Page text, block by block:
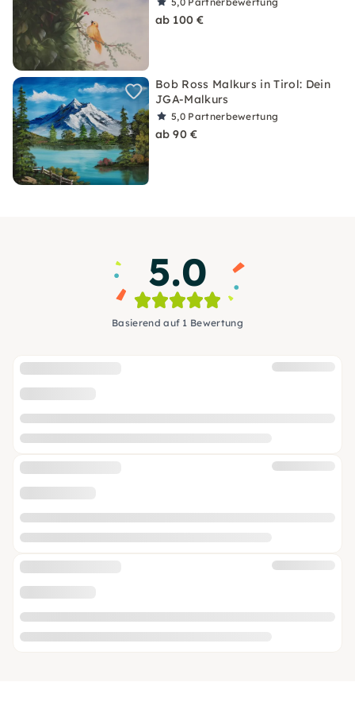
ab 100 €
Bob Ross Malkurs in Tirol: Dein
JGA-Malkurs
5,0 Partnerbewertung
ab 90 €
5.0
Basierend auf 1 Bewertung